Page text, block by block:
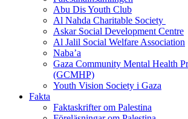
Abu Dis Youth Club
Al Nahda Charitable Society
Askar Social Development Centre
Al Jalil Social Welfare Association
Naba’a
Gaza Community Mental Health
(GCMHP)
Youth Vision Society i Gaza
Fakta
Faktaskrifter om Palestina